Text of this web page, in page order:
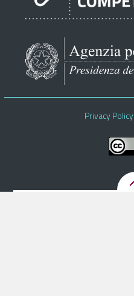
Imprese
Pubblica Amministrazione
Documentazione
Finanziamenti
Privacy Policy